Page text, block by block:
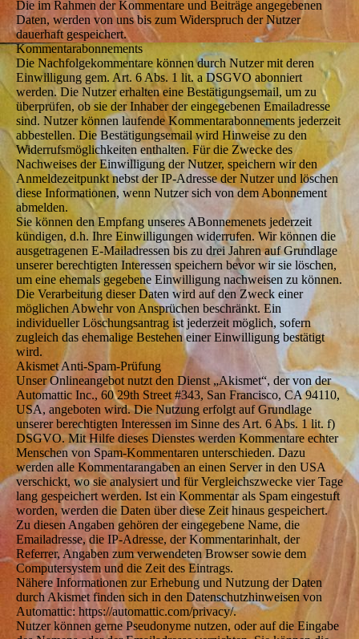
Die im Rahmen der Kommentare und Beiträge angegebenen
Daten, werden von uns bis zum Widerspruch der Nutzer
dauerhaft gespeichert.
Kommentarabonnements
Die Nachfolgekommentare können durch Nutzer mit deren
Einwilligung gem. Art. 6 Abs. 1 lit. a DSGVO abonniert
werden. Die Nutzer erhalten eine Bestätigungsemail, um zu
überprüfen, ob sie der Inhaber der eingegebenen Emailadresse
sind. Nutzer können laufende Kommentarabonnements jederzeit
abbestellen. Die Bestätigungsemail wird Hinweise zu den
Widerrufsmöglichkeiten enthalten. Für die Zwecke des
Nachweises der Einwilligung der Nutzer, speichern wir den
Anmeldezeitpunkt nebst der IP-Adresse der Nutzer und löschen
diese Informationen, wenn Nutzer sich von dem Abonnement
abmelden.
Sie können den Empfang unseres ABonnemenets jederzeit
kündigen, d.h. Ihre Einwilligungen widerrufen. Wir können die
ausgetragenen E-Mailadressen bis zu drei Jahren auf Grundlage
unserer berechtigten Interessen speichern bevor wir sie löschen,
um eine ehemals gegebene Einwilligung nachweisen zu können.
Die Verarbeitung dieser Daten wird auf den Zweck einer
möglichen Abwehr von Ansprüchen beschränkt. Ein
individueller Löschungsantrag ist jederzeit möglich, sofern
zugleich das ehemalige Bestehen einer Einwilligung bestätigt
wird.
Akismet Anti-Spam-Prüfung
Unser Onlineangebot nutzt den Dienst „Akismet“, der von der
Automattic Inc., 60 29th Street #343, San Francisco, CA 94110,
USA, angeboten wird. Die Nutzung erfolgt auf Grundlage
unserer berechtigten Interessen im Sinne des Art. 6 Abs. 1 lit. f)
DSGVO. Mit Hilfe dieses Dienstes werden Kommentare echter
Menschen von Spam-Kommentaren unterschieden. Dazu
werden alle Kommentarangaben an einen Server in den USA
verschickt, wo sie analysiert und für Vergleichszwecke vier Tage
lang gespeichert werden. Ist ein Kommentar als Spam eingestuft
worden, werden die Daten über diese Zeit hinaus gespeichert.
Zu diesen Angaben gehören der eingegebene Name, die
Emailadresse, die IP-Adresse, der Kommentarinhalt, der
Referrer, Angaben zum verwendeten Browser sowie dem
Computersystem und die Zeit des Eintrags.
Nähere Informationen zur Erhebung und Nutzung der Daten
durch Akismet finden sich in den Datenschutzhinweisen von
Automattic: https://automattic.com/privacy/.
Nutzer können gerne Pseudonyme nutzen, oder auf die Eingabe